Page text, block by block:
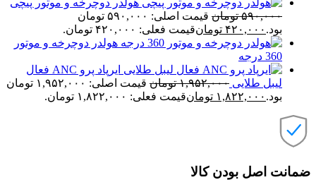
هولدر دوچرخه و موتور پیچی
۵۹۰,۰۰۰ تومان
قیمت اصلی: ۵۹۰,۰۰۰ تومان
بود. ۴۲۰,۰۰۰ تومانقیمت فعلی: ۴۲۰,۰۰۰ تومان.
هولدر دوچرخه و موتور
360 درجه
ایرپاد پرو ANC فعال
لیبل طلایی ۱,۹۵۲,۰۰۰ تومان
قیمت اصلی: ۱,۹۵۲,۰۰۰ تومان
بود. ۱,۸۲۲,۰۰۰ تومانقیمت فعلی: ۱,۸۲۲,۰۰۰ تومان.
ضمانت اصل بودن کالا